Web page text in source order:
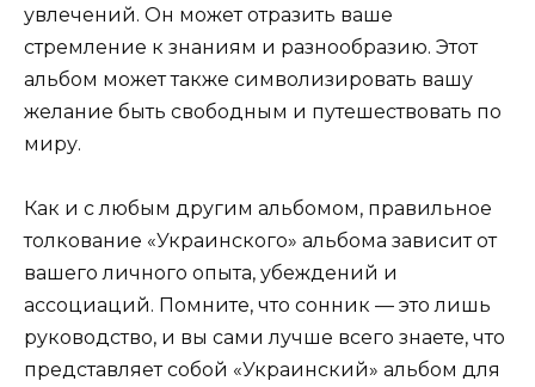
увлечений. Он может отразить ваше
стремление к знаниям и разнообразию. Этот
альбом может также символизировать вашу
желание быть свободным и путешествовать по
миру.
Как и с любым другим альбомом, правильное
толкование «Украинского» альбома зависит от
вашего личного опыта, убеждений и
ассоциаций. Помните, что сонник — это лишь
руководство, и вы сами лучше всего знаете, что
представляет собой «Украинский» альбом для